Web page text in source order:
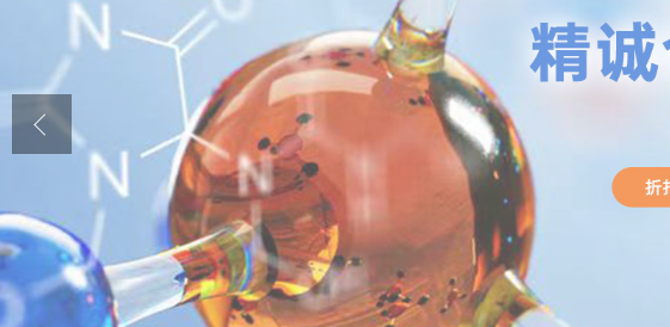
产品展厅
证书荣誉
联系方式
在线留言